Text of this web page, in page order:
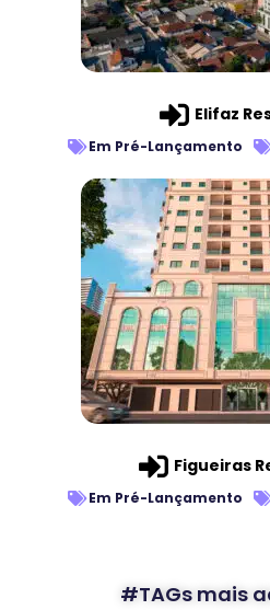
Elifaz
Em Pré-Lançamento
Figueiras
Em Pré-Lançamento
#TAGs mais